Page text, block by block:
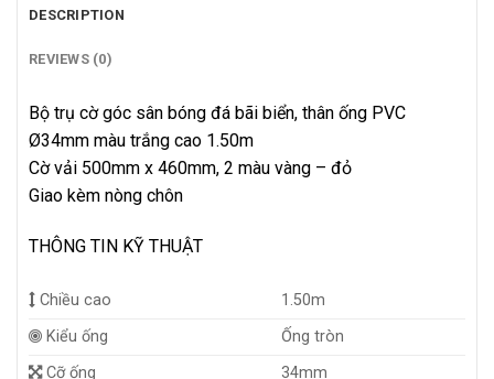
DESCRIPTION
REVIEWS (0)
Bộ trụ cờ góc sân bóng đá bãi biển, thân ống PVC
Ø34mm màu trắng cao 1.50m
Cờ vải 500mm x 460mm, 2 màu vàng – đỏ
Giao kèm nòng chôn
THÔNG TIN KỸ THUẬT
Chiều cao
1.50m
Kiểu ống
Ống tròn
Cỡ ống
34mm